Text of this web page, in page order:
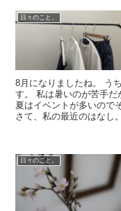
日々のこと。
8月になりましたね。 う
す。 私は暑いのが苦手だ
夏はイベントが多いので
さて、私の最近のはなし
日々のこと。